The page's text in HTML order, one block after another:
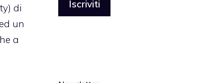
) di
un
a